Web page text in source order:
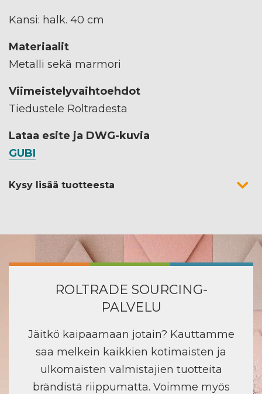
Kansi: halk. 40 cm
Materiaalit
Metalli sekä marmori
Viimeistelyvaihtoehdot
Tiedustele Roltradesta
Lataa esite ja DWG-kuvia
GUBI
Kysy lisää tuotteesta
ROLTRADE SOURCING-
PALVELU
Jäitkö kaipaamaan jotain? Kauttamme
saa melkein kaikkien kotimaisten ja
ulkomaisten valmistajien tuotteita
brändistä riippumatta. Voimme myös